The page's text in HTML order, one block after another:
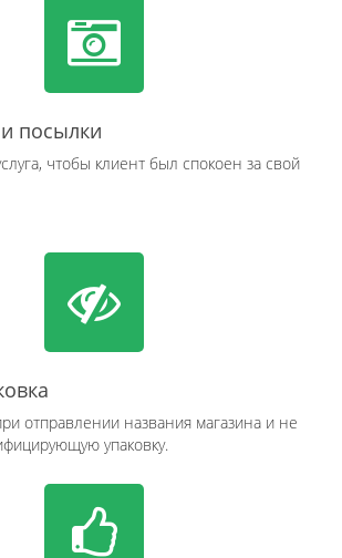
посылки
чтобы клиент был спокоен за свой
отправлении названия магазина и не
упаковку.